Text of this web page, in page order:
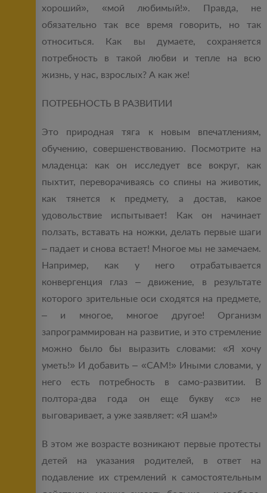
хороший», «мой любимый!». Правда, не
обязательно так все время говорить, но так
относиться. Как вы думаете, сохраняется
потребность в такой любви и тепле на всю
жизнь, у нас, взрослых? А как же!
ПОТРЕБНОСТЬ В РАЗВИТИИ
Это природная тяга к новым впечатлениям,
обучению, совершенствованию. Посмотрите на
младенца: как он исследует все вокруг, как
пыхтит, переворачиваясь со спины на животик,
как тянется к предмету, а достав, какое
удовольствие испытывает! Как он начинает
ползать, вставать на ножки, делать первые шаги
– падает и снова встает! Многое мы не замечаем.
Например, как у него отрабатывается
конвергенция глаз – движение, в результате
которого зрительные оси сходятся на предмете,
– и многое, многое другое! Организм
запрограммирован на развитие, и это стремление
можно было бы выразить словами: «Я хочу
уметь!» И добавить – «САМ!» Иными словами, у
него есть потребность в само-развитии. В
полтора-два года он еще букву «с» не
выговаривает, а уже заявляет: «Я шам!»
В этом же возрасте возникают первые протесты
детей на указания родителей, в ответ на
подавление их стремлений к самостоятельным